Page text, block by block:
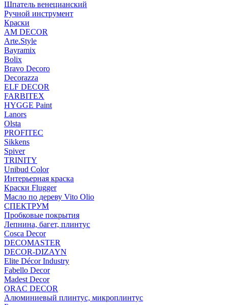
Шпатель венецианский
Ручной инструмент
Краски
AM DECOR
Arte.Style
Bayramix
Bolix
Bravo Decoro
Decorazza
ELF DECOR
FARBITEX
HYGGE Paint
Lanors
Olsta
PROFITEC
Sikkens
Spiver
TRINITY
Unibud Color
Интерьерная краска
Краски Flugger
Масло по дереву Vito Olio
СПЕКТРУМ
Пробковые покрытия
Лепнина, багет, плинтус
Cosca Decor
DECOMASTER
DECOR-DIZAYN
Elite Décor Industry
Fabello Decor
Madest Decor
ORAC DECOR
Алюминиевый плинтус, микроплинтус